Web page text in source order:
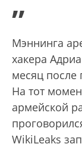
”
Мэннинга
хакера
месяц после
На тот
армейской
WikiLeaks